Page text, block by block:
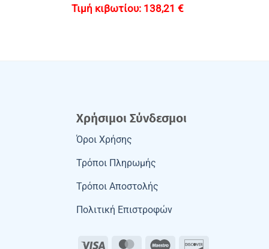
138,21€
Χρήσιμοι Σύνδεσμοι
Όροι Χρήσης
Τρόποι Πληρωμής
Τρόποι Αποστολής
Πολιτική Επιστροφών
Visa MasterCardMaestro